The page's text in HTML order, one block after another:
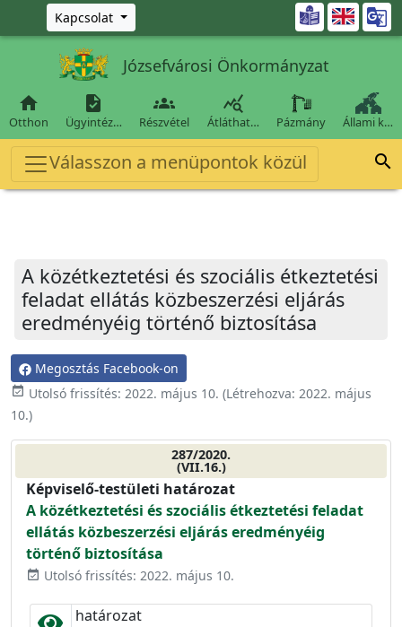
Ugrás a fő tartalomra
Kapcsolat 
Józsefvárosi Önkormányzat

Otthon

Ügyintéz…

Részvétel

Átláthat… Pázmány Állami k…
Válasszon a menüpontok közül 
A közétkeztetési és szociális étkeztetési
feladat ellátás közbeszerzési eljárás
eredményéig történő biztosítása
Megosztás Facebook-on
event_available Utolsó frissítés: 2022. május 10. (Létrehozva: 2022. május
10.)
287/2020.
(VII.16.)
Képviselő-testületi határozat
A közétkeztetési és szociális étkeztetési feladat
ellátás közbeszerzési eljárás eredményéig
történő biztosítása
event_available Utolsó frissítés: 2022. május 10.
határozat